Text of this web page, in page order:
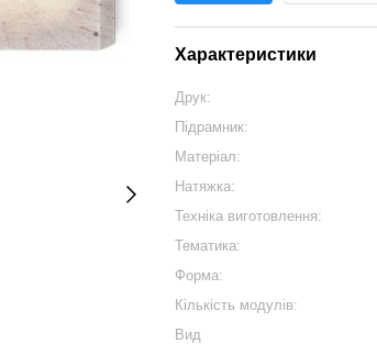
Характеристики
Друк:
Підрамник:
Матеріал:
Натяжка:
Техніка виготовлення:
Тематика:
Форма:
Кількість модулів:
Вид